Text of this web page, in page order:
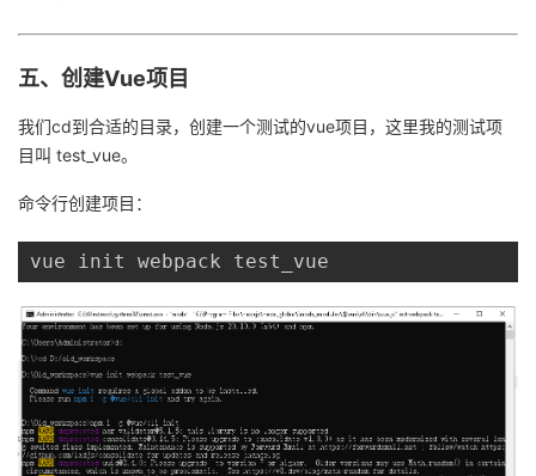
五、创建Vue项目
我们cd到合适的目录，创建一个测试的vue项目，这里我的测试项
目叫 test_vue。
命令行创建项目：
vue init webpack test_vue